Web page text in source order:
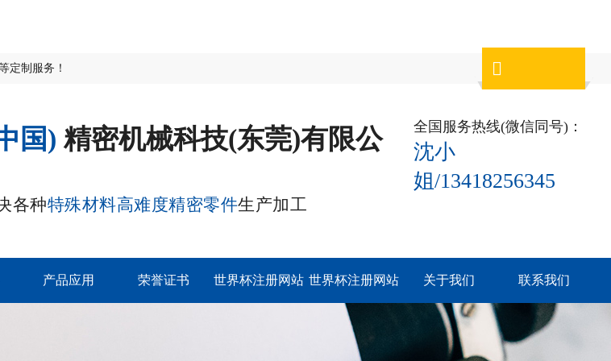
定制服务！ 
国) 精密机械科技(东莞)有限公
各种特殊材料高难度精密零件生产加工
全国服务热线(微信同号)：
沈小
姐/13418256345
产品应用 荣誉证书 世界杯注册网站 世界杯注册网站 关于我们 联系我们